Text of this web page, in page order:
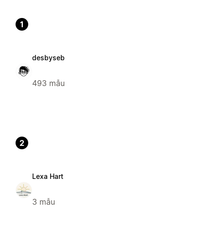
1
desbyseb
493 mẫu
2
Lexa Hart
3 mẫu